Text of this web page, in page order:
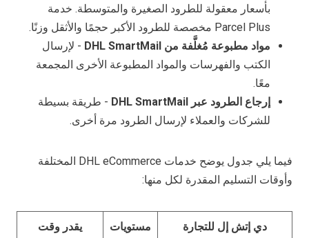
بأسعار معقولة للطرود الصغيرة والمتوسطة. خدمة
Parcel Plus مخصصة للطرود الأكبر حجمًا والأثقل وزنًا.
مواد مطبوعة مُغلَّفة من DHL SmartMail
- لإرسال
الكتب والفهرسات والمواد المطبوعة الأخرى المجمعة
معًا.
إرجاع الطرود عبر DHL SmartMail
- طريقة بسيطة
للشركات والعملاء لإرسال الطرود مرة أخرى.
فيما يلي جدول يوضح خدمات DHL eCommerce المختلفة
وأوقات التسليم المقدرة لكل منها:
دي إتش إل للتجارة
مستويات
يقدر وقت